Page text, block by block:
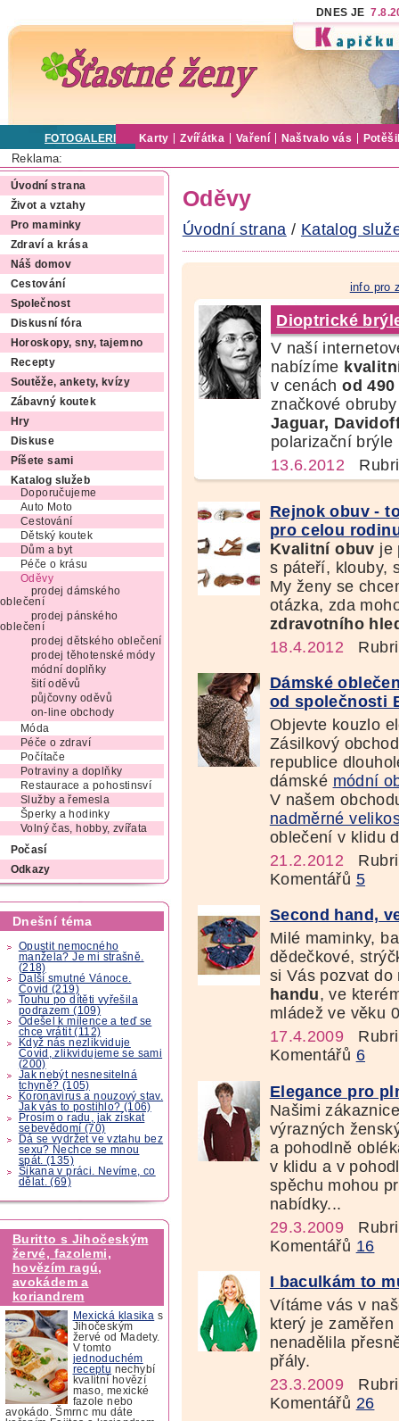
DNES JE
FOTOGALERIE Karty Zvířátka Vaření Naštvalo vás
Reklama:
Úvodní strana
Život a vztahy
Pro maminky
Zdraví a krása
Náš domov
Cestování
Společnost
Diskusní fóra
Horoskopy, sny, tajemno
Recepty
Soutěže, ankety, kvízy
Zábavný koutek
Hry
Diskuse
Píšete sami
Katalog služeb
Doporučujeme
Auto Moto
Cestování
Dětský koutek
Dům a byt
Péče o krásu
Oděvy
prodej dámského
oblečení
prodej pánského
oblečení
prodej dětského oblečení
prodej těhotenské módy
módní doplňky
šití oděvů
půjčovny oděvů
on-line obchody
Móda
Péče o zdraví
Počítače
Potraviny a doplňky
Restaurace a pohostinsví
Služby a řemesla
Šperky a hodinky
Volný čas, hobby, zvířata
Počasí
Odkazy
Dnešní téma
Opustit nemocného
manžela? Je mi strašně.
(218)
Další smutné Vánoce.
Covid (219)
Touhu po dítěti vyřešila
podrazem (109)
Odešel k milence a teď se
chce vrátit (112)
Když nás nezlikviduje
Covid, zlikvidujeme se sami
(200)
Jak nebýt nesnesitelná
tchyně? (105)
Koronavirus a nouzový stav.
Jak vás to postihlo? (106)
Prosím o radu, jak získat
sebevědomí (70)
Dá se vydržet ve vztahu bez
sexu? Nechce se mnou
spát. (135)
Šikana v práci. Nevíme, co
dělat. (69)
Buritto s Jihočeským
žervé, fazolemi,
hovězím ragú,
avokádem a
koriandrem
Mexická klasika s
Jihočeským
žervé od Madety.
V tomto
jednoduchém
receptu nechybí
kvalitní hovězí
maso, mexické
fazole nebo
avokádo. Šmrnc mu dáte
Oděvy
Úvodní strana / Katalog
info pro
Dioptrické
V naší
nabízíme
v cenáchod
značkové
Jaguar,
polarizační brýle
13.6.2012
Rejnok obuv -
pro celou
Kvalitní obuv je
s páteří, klouby,
My ženy se
otázka, zda
zdravotního
18.4.2012
Dámské
od společnosti
Objevte kouzlo
Zásilkový
republice
dámské módní
V našem
nadměrné
oblečení v klidu
21.2.2012
Komentářů 5
Second hand,
Milé maminky,
dědečkové,
si Vás pozvat
handu, ve
mládež ve věku
17.4.2009
Komentářů 6
Elegance pro
Našimi
výrazných
a pohodlně
v klidu a v
spěchu mohou
nabídky...
29.3.2009
Komentářů 16
I baculkám to
Vítáme vás v
který je
nenadělila
přály.
23.3.2009
Komentářů 26